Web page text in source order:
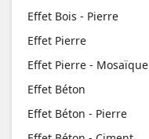
Effet Bois - Pierre
Effet Pierre
Effet Pierre - Mosaïque
Effet Béton
Effet Béton - Pierre